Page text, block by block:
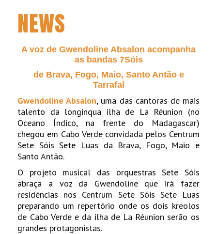
NEWS
A voz de Gwendoline Absalon acompanha
as bandas 7Sóis
de Brava, Fogo, Maio, Santo Antão e
Tarrafal
Gwendoline Absalon, uma das cantoras de mais
talento da longinqua ilha de La Réunion (no
Oceano Índico, na frente do Madagascar)
chegou em Cabo Verde convidada pelos Centrum
Sete Sóis Sete Luas da Brava, Fogo, Maio e
Santo Antão.
O projeto musical das orquestras Sete Sóis
abraça a voz da Gwendoline que irá fazer
residéncias nos Centrum Sete Sóis Sete Luas
preparando um repertório onde os dois kreolos
de Cabo Verde e da ilha de La Réunion serão os
grandes protagonistas.